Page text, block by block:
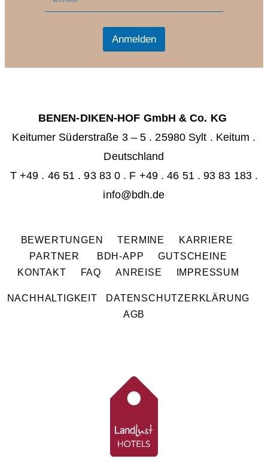
a
Anmelden
BENEN-DIKEN-HOF GmbH & Co. KG
Keitumer Süderstraße 3 – 5 .25980 Sylt . Keitum .
Deutschland
T +49 . 46 51 . 93 83 0 . F +49 . 46 51 . 93 83 183 .
info@bdh.de
BEWERTUNGEN TERMINE
KARRIERE
PARTNER
BDH-APP
GUTSCHEINE
KONTAKT
FAQ ANREISE IMPRESSUM
NACHHALTIGKEIT
DATENSCHUTZERKLÄRUNG
AGB